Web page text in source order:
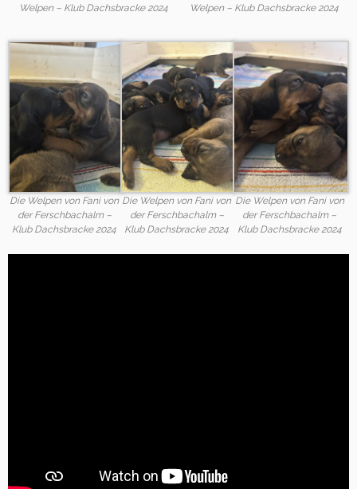
Welpen – Klub Dachsbracke 2024
Welpen – Klub Dachsbracke 2024
Die Welpen von Fani von
der Ferschbachalm –
Klub Dachsbracke 2024
Die Welpen von Fani von
der Ferschbachalm –
Klub Dachsbracke 2024
Die Welpen von Fani von
der Ferschbachalm –
Klub Dachsbracke 2024